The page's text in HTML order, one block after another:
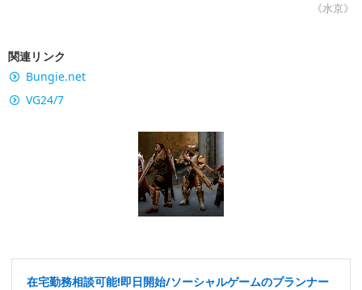
《水京》
関連リンク
Bungie.net
VG24/7
在宅勤務相談可能!即日開始/ソーシャルゲームのプランナー